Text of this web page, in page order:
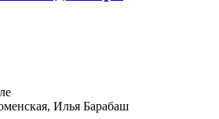
Илья Барабаш